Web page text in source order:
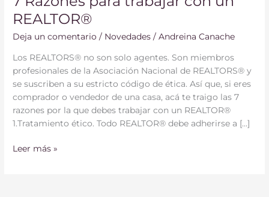
REALTOR®
Deja un comentario / Novedades /Andreina Canache
Los REALTORS® no son solo agentes. Son miembros
profesionales de la Asociación Nacional de REALTORS® y
se suscriben a su estricto código de ética. Así que, si eres
comprador o vendedor de una casa, acá te traigo las 7
razones por la que debes trabajar con un REALTOR®
1.Tratamiento ético. Todo REALTOR® debe adherirse a […]
Leer más »